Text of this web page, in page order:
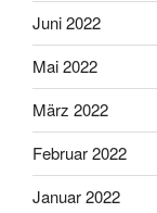
Juni 2022
Mai 2022
März 2022
Februar 2022
Januar 2022